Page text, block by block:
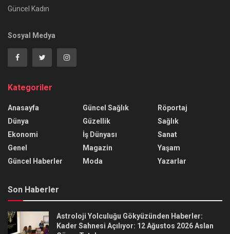
Güncel Kadın
Sosyal Medya
Kategoriler
Anasayfa
Dünya
Ekonomi
Genel
Güncel Haberler
Güncel Sağlık
Güzellik
İş Dünyası
Magazin
Moda
Röportaj
Sağlık
Sanat
Yaşam
Yazarlar
Son Haberler
Astroloji Yolculuğu Gökyüzünden Haberler:
Kader Sahnesi Açılıyor: 12 Ağustos 2026 Aslan